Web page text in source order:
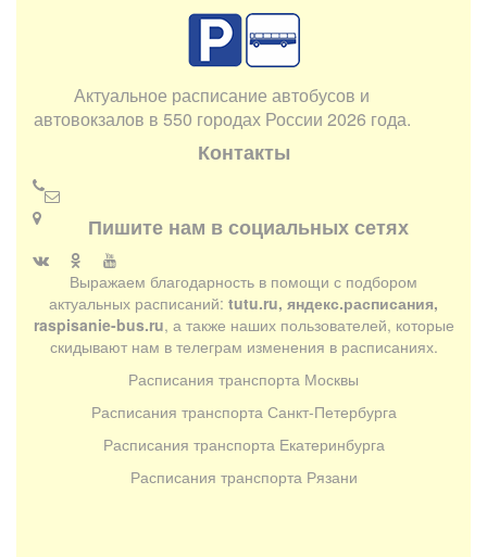
Актуальное расписание автобусов и
автовокзалов в 550 городах России 2026 года.
Контакты
Пишите нам в социальных сетях
Выражаем благодарность в помощи с подбором
актуальных расписаний: tutu.ru, яндекс.расписания,
raspisanie-bus.ru, а также наших пользователей, которые
скидывают нам в телеграм изменения в расписаниях.
Расписания транспорта Москвы
Расписания транспорта Санкт-Петербурга
Расписания транспорта Екатеринбурга
Расписания транспорта Рязани